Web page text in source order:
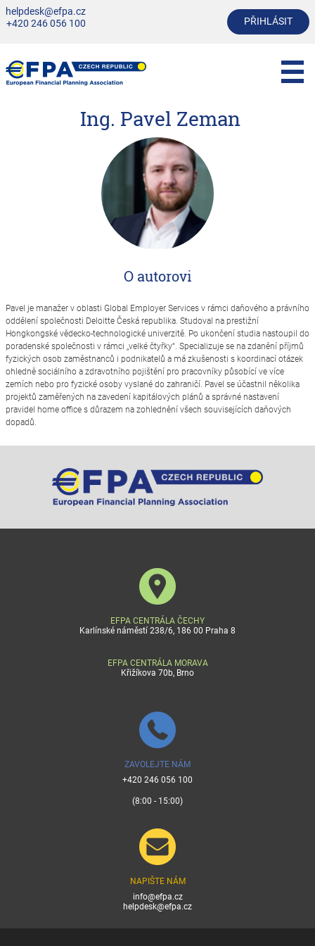
helpdesk@efpa.cz
+420 246 056 100
PŘIHLÁSIT
Ing. Pavel Zeman
O autorovi
Pavel je manažer v oblasti Global Employer Services v rámci daňového a právního
oddělení společnosti Deloitte Česká republika. Studoval na prestižní
Hongkongské vědecko-technologické univerzitě. Po ukončení studia nastoupil do
poradenské společnosti v rámci „velké čtyřky“. Specializuje se na zdanění příjmů
fyzických osob zaměstnanců i podnikatelů a má zkušenosti s koordinací otázek
ohledně sociálního a zdravotního pojištění pro pracovníky působící ve více
zemích nebo pro fyzické osoby vyslané do zahraničí. Pavel se účastnil několika
projektů zaměřených na zavedení kapitálových plánů a správné nastavení
pravidel home office s důrazem na zohlednění všech souvisejících daňových
dopadů.
EFPA CENTRÁLA ČECHY
Karlínské náměstí 238/6, 186 00 Praha 8
EFPA CENTRÁLA MORAVA
Křižíkova 70b, Brno
ZAVOLEJTE NÁM
+420 246 056 100
(8:00 - 15:00)
NAPIŠTE NÁM
info@efpa.cz
helpdesk@efpa.cz